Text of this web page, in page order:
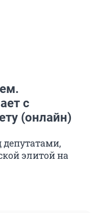
с
(онлайн)
депутатами,
элитой на